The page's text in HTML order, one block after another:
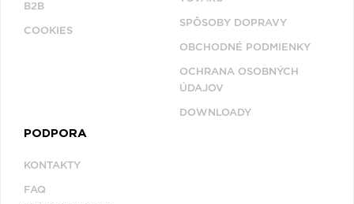
B2B
COOKIES
SPÔSOBY DOPRAVY
OBCHODNÉ PODMIENKY
OCHRANA OSOBNÝCH
ÚDAJOV
DOWNLOADY
PODPORA
KONTAKTY
FAQ